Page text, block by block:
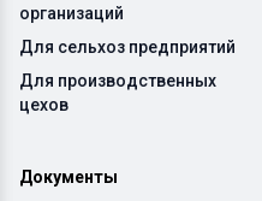
организаций
Для сельхоз предприятий
Для производственных
цехов
Документы